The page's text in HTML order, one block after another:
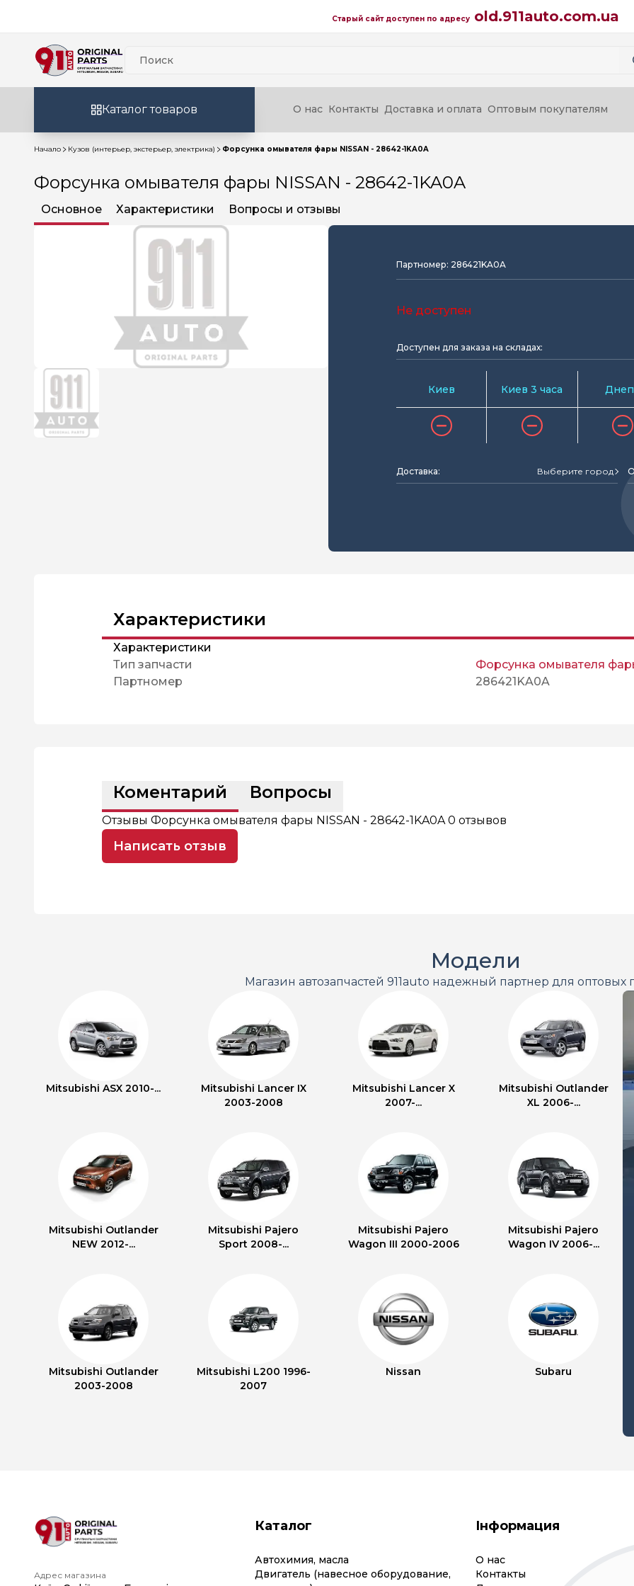
Старый сайт доступен по адресу old.911auto.com.ua
Каталог товаров О нас Контакты Доставка и оплата Оптовым покупателям
Начало Кузов (интерьер, экстерьер, электрика) Форсунка омывателя фары NISSAN - 28642-1KA0A
Форсунка омывателя фары NISSAN - 28642-1KA0A
Основное Характеристики Вопросы и отзывы
Партномер: 286421KA0A
Не доступен
Доступен для заказа на складах:
Киев Киев 3 часа
Доставка: Выберите город
Характеристики
Характеристики
Тип запчасти
Форсунка омывателя
Партномер
286421KA0A
Коментарий Вопросы
Отзывы Форсунка омывателя фары NISSAN - 28642-1KA0A0 отзывов
Написать отзыв
Модели
Магазин автозапчастей 911auto надежный партнер для оптовых
Mitsubishi ASX 2010-...
Mitsubishi Lancer IX
2003-2008
Mitsubishi Lancer X
2007-...
Mitsubishi Outlander
XL 2006-...
Mitsubishi Outlander
NEW 2012-...
Mitsubishi Pajero
Sport 2008-...
Mitsubishi Pajero
Wagon III 2000-2006
Mitsubishi Pajero
Wagon IV 2006-...
Mitsubishi Outlander
2003-2008
Mitsubishi L200 1996-
2007
Nissan Subaru
Адрес магазина
Каталог
Автохимия, масла
Двигатель (навесное оборудование,
Інформация
О нас
Контакты